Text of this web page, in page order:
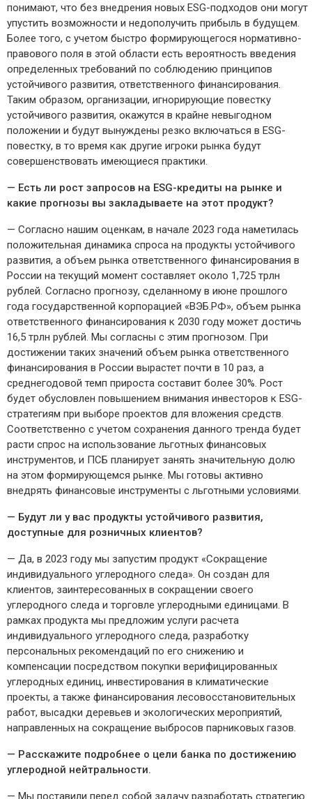
понимают, что без внедрения новых ESG-подходов они могут
упустить возможности и недополучить прибыль в будущем.
Более того, с учетом быстро формирующегося нормативно-
правового поля в этой области есть вероятность введения
определенных требований по соблюдению принципов
устойчивого развития, ответственного финансирования.
Таким образом, организации, игнорирующие повестку
устойчивого развития, окажутся в крайне невыгодном
положении и будут вынуждены резко включаться в ESG-
повестку, в то время как другие игроки рынка будут
совершенствовать имеющиеся практики.
— Есть ли рост запросов на ESG-кредиты на рынке и
какие прогнозы вы закладываете на этот продукт?
— Согласно нашим оценкам, в начале 2023 года наметилась
положительная динамика спроса на продукты устойчивого
развития, а объем рынка ответственного финансирования в
России на текущий момент составляет около 1,725 трлн
рублей. Согласно прогнозу, сделанному в июне прошлого
года государственной корпорацией «ВЭБ.РФ», объем рынка
ответственного финансирования к 2030 году может достичь
16,5 трлн рублей. Мы согласны с этим прогнозом. При
достижении таких значений объем рынка ответственного
финансирования в России вырастет почти в 10 раз, а
среднегодовой темп прироста составит более 30%. Рост
будет обусловлен повышением внимания инвесторов к ESG-
стратегиям при выборе проектов для вложения средств.
Соответственно с учетом сохранения данного тренда будет
расти спрос на использование льготных финансовых
инструментов, и ПСБ планирует занять значительную долю
на этом формирующемся рынке. Мы готовы активно
внедрять финансовые инструменты с льготными условиями.
— Будут ли у вас продукты устойчивого развития,
доступные для розничных клиентов?
— Да, в 2023 году мы запустим продукт «Сокращение
индивидуального углеродного следа». Он создан для
клиентов, заинтересованных в сокращении своего
углеродного следа и торговле углеродными единицами. В
рамках продукта мы предложим услуги расчета
индивидуального углеродного следа, разработку
персональных рекомендаций по его снижению и
компенсации посредством покупки верифицированных
углеродных единиц, инвестирования в климатические
проекты, а также финансирования лесовосстановительных
работ, высадки деревьев и экологических мероприятий,
направленных на сокращение выбросов парниковых газов.
— Расскажите подробнее о цели банка по достижению
углеродной нейтральности.